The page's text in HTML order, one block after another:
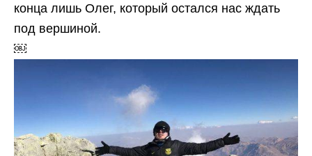
конца лишь Олег, который остался нас ждать
под вершиной.
￼